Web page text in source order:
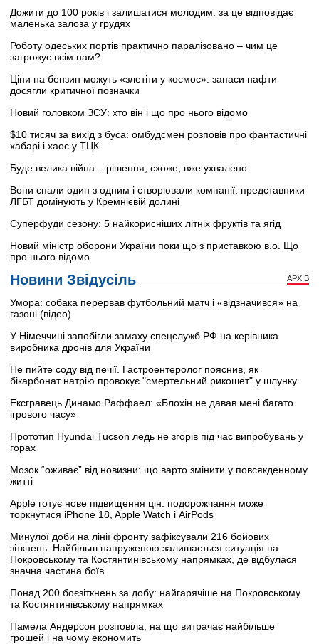
Дожити до 100 років і залишатися молодим: за це відповідає
маленька залоза у грудях
Роботу одеських портів практично паралізовано – чим це
загрожує всім нам?
Ціни на бензин можуть «злетіти у космос»: запаси нафти
досягли критичної позначки
Новий головком ЗСУ: хто він і що про нього відомо
$10 тисяч за вихід з буса: омбудсмен розповів про фантастичні
хабарі і хаос у ТЦК
Буде велика війна – рішення, схоже, вже ухвалено
Вони спали один з одним і створювали компанії: представники
ЛГБТ домінують у Кремнієвій долині
Суперфуди сезону: 5 найкорисніших літніх фруктів та ягід
Новий міністр оборони України поки що з приставкою в.о. Що
про нього відомо
Новини Звідусіль АРХІВ
Умора: собака перервав футбольний матч і «відзначився» на
газоні (відео)
У Німеччині запобігли замаху спецслужб РФ на керівника
виробника дронів для України
Не пийте соду від печії. Гастроентеролог пояснив, як
бікарбонат натрію провокує "смертельний рикошет" у шлунку
Ексгравець Динамо Раффаел: «Блохін не давав мені багато
ігрового часу»
Прототип Hyundai Tucson ледь не згорів під час випробувань у
горах
Мозок “оживає” від новизни: що варто змінити у повсякденному
житті
Apple готує нове підвищення цін: подорожчання може
торкнутися iPhone 18, Apple Watch і AirPods
Минулої доби на лінії фронту зафіксували 216 бойових
зіткнень. Найбільш напруженою залишається ситуація на
Покровському та Костянтинівському напрямках, де відбулася
значна частина боїв.
Понад 200 боєзіткнень за добу: найгарячіше на Покровському
та Костянтинівському напрямках
Памела Андерсон розповіла, на що витрачає найбільше
грошей і на чому економить